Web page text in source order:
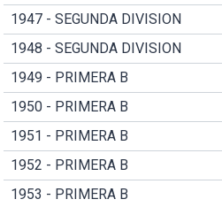
1947 - SEGUNDA DIVISION
1948 - SEGUNDA DIVISION
1949 - PRIMERA B
1950 - PRIMERA B
1951 - PRIMERA B
1952 - PRIMERA B
1953 - PRIMERA B